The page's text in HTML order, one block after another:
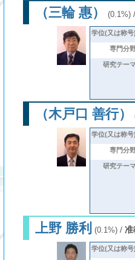
（三輪 惠） (0.1%)/
学位(又は称号
専門分
研究テー
（木戸口 善行）
学位(又は称号
専門分
研究テー
上野 勝利 (0.1%)/ 准
学位(又は称号